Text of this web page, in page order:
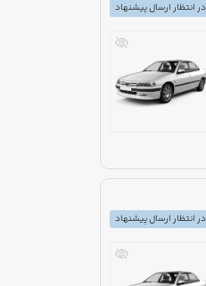
در انتظار ارسال پیشنهاد
در انتظار ارسال پیشنهاد